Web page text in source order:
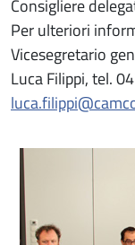
Consigliere
Per ulteriori
Vicesegretario
Luca Filippi, tel.